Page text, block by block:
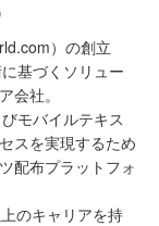
）の創立
基づくソリュー
会社。
モバイルテキス
スを実現するため
配布プラットフォ
のキャリアを持